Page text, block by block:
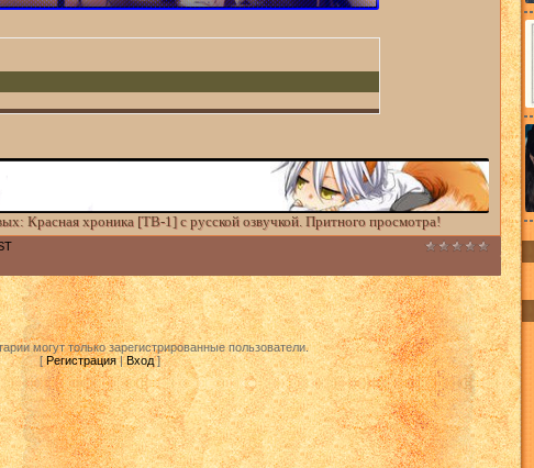
Красная хроника [TВ-1] с русской озвучкой. Притного просмотра!
могут только зарегистрированные пользователи.
[Регистрация|Вход]